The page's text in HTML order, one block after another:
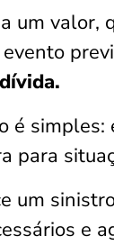
um valor,
é
para
um
e